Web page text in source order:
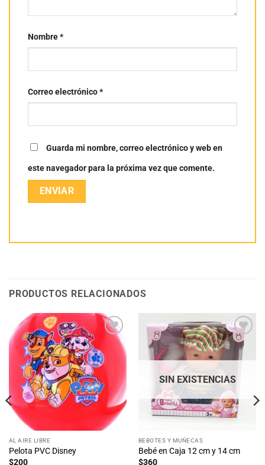
Nombre*
Correo electrónico*
Guarda mi nombre, correo electrónico y web en
este navegador para la próxima vez que comente.
PRODUCTOS RELACIONADOS
Añadir
lista
deseos
AL AIRE LIBRE
Pelota PVC Disney
$200
Añadir
a la
lista
deseos
SIN EXISTENCIAS
BEBOTES Y MUÑECAS
Bebé en Caja 12 cm y 14 cm
$360